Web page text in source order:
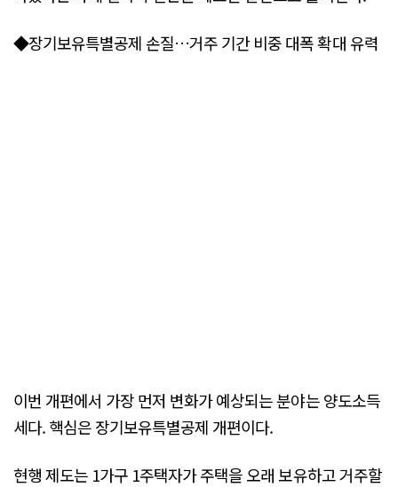
◆장기보유특별공제 손질…거주 기간 비중 대폭 확대 유력
이번 개편에서 가장 먼저 변화가 예상되는 분야는 양도소득
세다. 핵심은 장기보유특별공제 개편이다.
현행 제도는 1가구 1주택자가 주택을 오래 보유하고 거주할